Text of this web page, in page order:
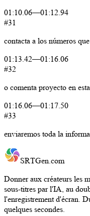
01:10.06—01:12.94
#31
contacta a los números que
01:13.42—01:16.06
#32
o comenta proyecto en esta
01:16.06—01:17.50
#33
enviaremos toda la
SRTGen.com
Donner aux créateurs les
sous-titres par l'IA, au
l'enregistrement d'écran.
quelques secondes.